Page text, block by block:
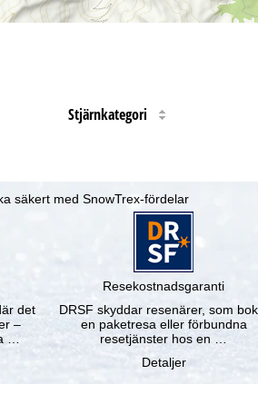
Stjärnkategori
säkert med SnowTrex-fördelar
det
–
…
Resekostnadsgaranti
DRSF skyddar resenärer, som
en paketresa eller förbundna
resetjänster hos en …
Detaljer